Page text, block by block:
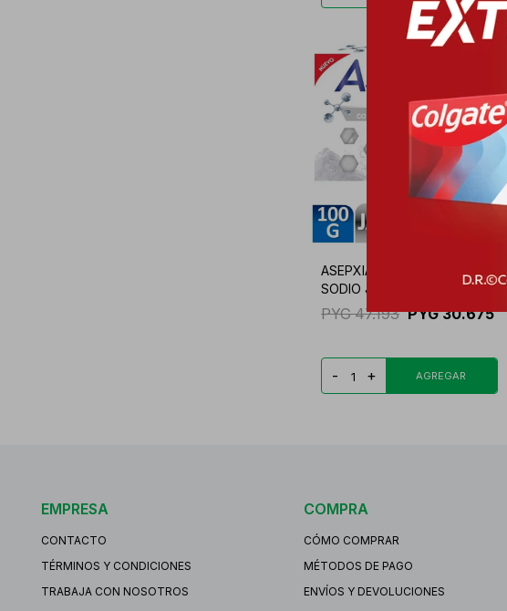
ASEPXIA BICARBONATO DE
SODIO JABON CJ X
PYG 47.193 PYG 30.675
- +
EMPRESA
CONTACTO
TÉRMINOS Y CONDICIONES
TRABAJA CON NOSOTROS
COMPRA
CÓMO COMPRAR
MÉTODOS DE PAGO
ENVÍOS Y DEVOLUCIONES